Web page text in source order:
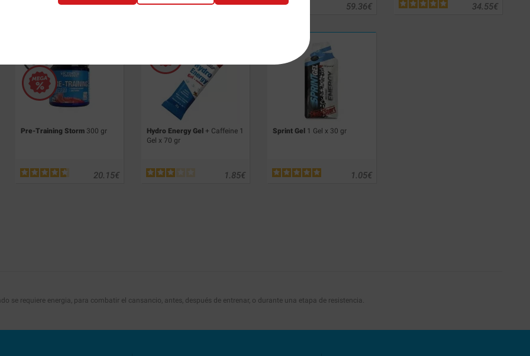
€
8.18 €
8.18 €
59.36 €
34.55
Pre-Training Storm300 gr
€
20.15
Hydro Energy Gel + Caffeine 1
Gel x 70 gr
€
1.85
Sprint Gel 1 Gel x 30 gr
€
1.05
se requiere energia, para combatir el cansancio, antes, después de entrenar, o durante una etapa de resistencia.